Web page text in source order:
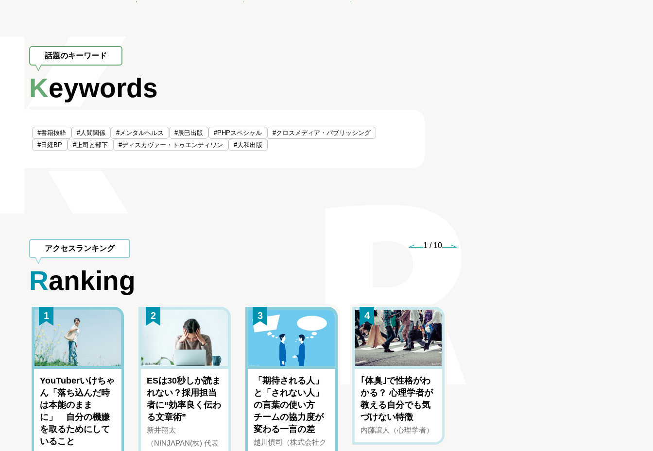
話題のキーワード
Keywords
#書籍抜粋 #人間関係 #メンタルヘルス #辰巳出版 #PHPスペシャル
#クロスメディア・パブリッシング
#日経BP
#上司と部下 #ディスカヴァー・トゥエンティワン #大和出版
アクセスランキング
Ranking
1 / 10
1
YouTuberいけちゃ
ん「落ち込んだ時
は本能のまま
に」 自分の機嫌
を取るためにして
いること
2
ESは30秒しか読ま
れない？採用担当
者に“効率良く伝わ
る文章術”
新井翔太
（NINJAPAN(株) 代表
3
「期待される人」
と「されない人」
の言葉の使い方
チームの協力度が
変わる一言の差
越川慎司（株式会社ク
4
｢体臭｣で性格がわ
かる？ 心理学者が
教える自分でも気
づけない特徴
内藤誼人（心理学者）